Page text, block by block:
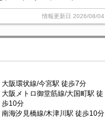
情報更新日 2026/08/04
大阪環状線/今宮駅 徒歩7分
大阪メトロ御堂筋線/大国町駅 徒
歩10分
南海汐見橋線/木津川駅 徒歩10分